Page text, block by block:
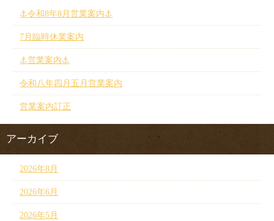
⚓︎令和8年8月営業案内⚓︎
7月臨時休業案内
⚓︎営業案内⚓︎
令和八年四月五月営業案内
営業案内訂正
アーカイブ
2026年8月
2026年6月
2026年5月